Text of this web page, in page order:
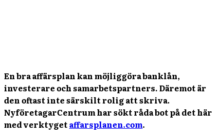
En bra affärsplan kan möjliggöra banklån,
investerare och samarbetspartners. Däremot är
den oftast inte särskilt rolig att skriva.
NyföretagarCentrum har sökt råda bot på det här
med verktygetaffarsplanen.com.